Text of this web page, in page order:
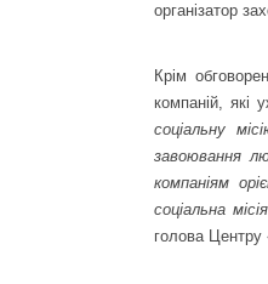
організатор
Крім
компаній, які
соціальну
завоювання
компаніям
соціальна
голова Центру